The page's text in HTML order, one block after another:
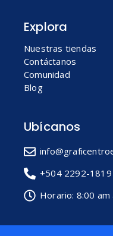
Explora
Nuestras tiendas
Contáctanos
Comunidad
Blog
Ubícanos
+504 2292-1819
Horario: 8:00 am